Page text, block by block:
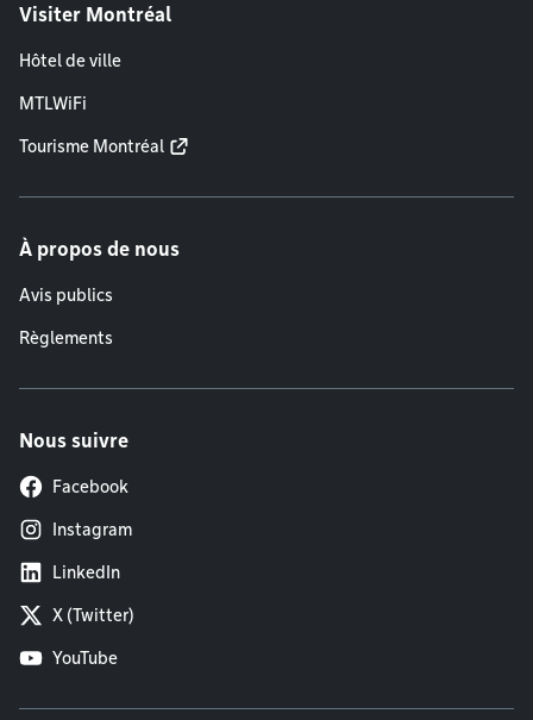
Visiter Montréal
Hôtel de ville
MTLWiFi
Tourisme Montréal
À propos de nous
Avis publics
Règlements
Nous suivre
Facebook
Instagram
LinkedIn
X (Twitter)
YouTube